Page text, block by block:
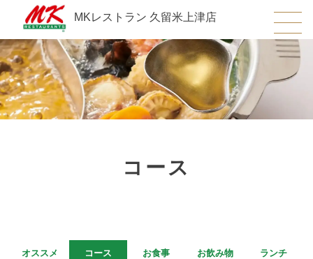
MKレストラン 久留米上津店
コース
オススメ コース お食事 お飲み物 ランチ